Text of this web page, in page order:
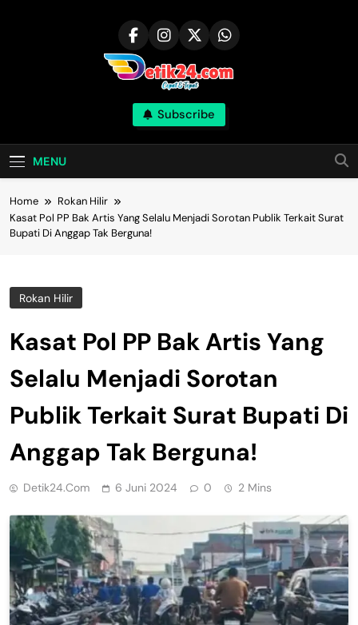
Subscribe
MENU
Home
Rokan Hilir
Kasat Pol PP Bak Artis Yang Selalu Menjadi Sorotan Publik Terkait Surat
Bupati Di Anggap Tak Berguna!
Rokan Hilir
Kasat Pol PP Bak Artis Yang
Selalu Menjadi Sorotan
Publik Terkait Surat Bupati Di
Anggap Tak Berguna!
Detik24.com 6 Juni 2024 0 2 Mins